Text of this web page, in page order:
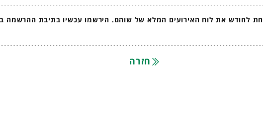
לחודש את לוח האירועים המלא של שוהם. הירשמו עכשיו בתיבת ההרשמה
חזרה